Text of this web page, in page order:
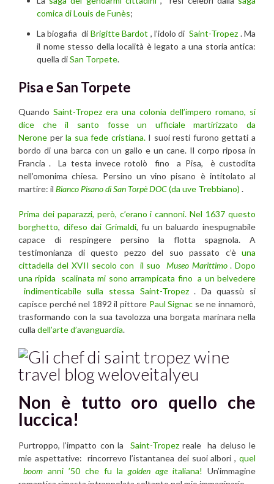
comica di Louis de Funès;
La biogafia di Brigitte Bardot , l’idolo diSaint-Tropez . Ma
il nome stesso della località è legato a una storia antica:
quella diSan Torpete.
Pisa e San Torpete
Quando Saint-Tropez era una colonia dell’impero romano, si
dice che il santo fosse un ufficiale martirizzato da
Nerone perla sua fede cristiana.I suoi resti furono gettati a
bordo di una barca con un gallo e un cane. Il corpo riposa in
Francia . La testa invece rotolò fino a Pisa, è custodita
nell’omonima chiesa. Persino un vino pisano è intitolato al
martire: il Bianco Pisano di San Torpè DOC(da uve Trebbiano) .
Prima dei paparazzi, però, c’erano i cannoni. Nel 1637 questo
borghetto, difeso dai Grimaldi, fu un baluardo inespugnabile
capace di respingere persino la flotta spagnola. A
testimonianza di questo pezzo del suo passato c’è una
cittadella del XVII secolo con il suo Museo Marittimo. Dopo
una ripida scalinata mi sono arrampicata fino a un belvedere
indimenticabile sulla stessa Saint-Tropez. Da quassù si
capisce perché nel 1892 il pittore Paul Signac se ne innamorò,
trasformando con la sua tavolozza una borgata marinara nella
culla dell’arte d’avanguardia.
Non è tutto oro quello che
luccica!
Purtroppo, l’impatto con la Saint-Tropezreale ha deluso le
mie aspettative: rincorrevo l’istantanea dei suoi albori , quel
boom anni ’50 che fu la golden age italiana! Un’immagine